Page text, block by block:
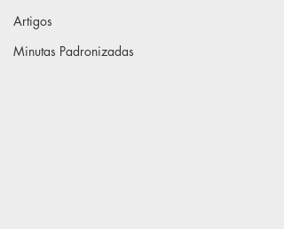
Artigos
Minutas Padronizadas